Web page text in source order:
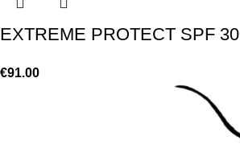
EXTREME PROTECT SPF 30
€91.00